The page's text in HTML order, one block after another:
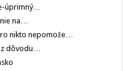
úprimný…
na…
nikto nepomože…
z dôvodu…